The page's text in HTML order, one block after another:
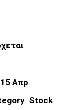
15 Απρ
Stock